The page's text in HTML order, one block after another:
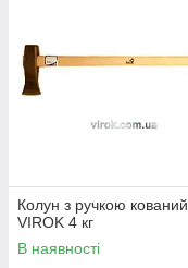
Колун з ручкою кований
VIROK 4 кг
В наявності